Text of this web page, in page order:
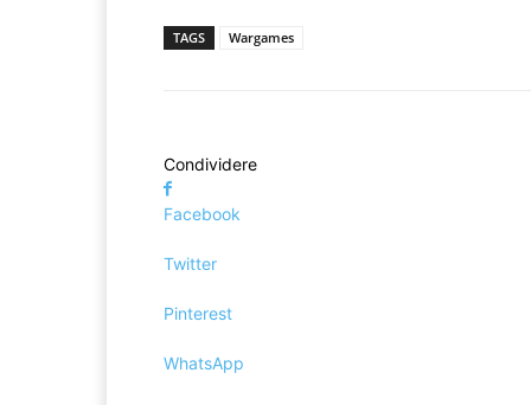
TAGS Wargames
Condividere
Facebook
Twitter
Pinterest
WhatsApp